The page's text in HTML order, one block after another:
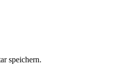
speichern.